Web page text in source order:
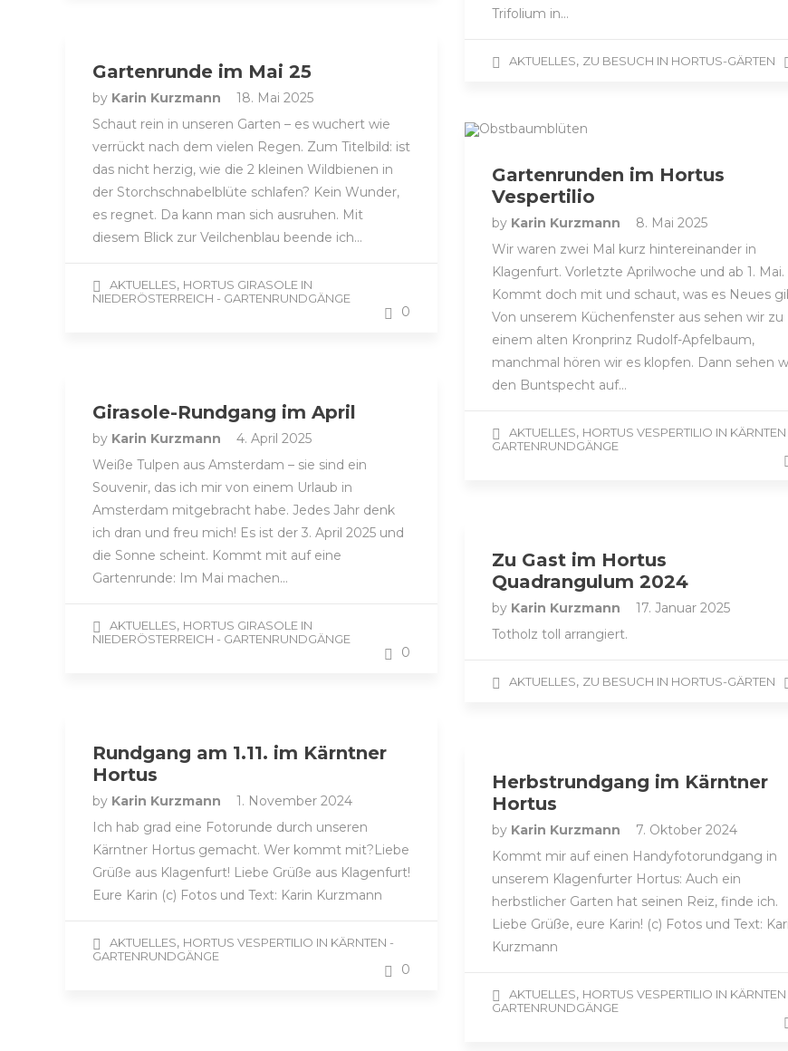
Trifolium in…
AKTUELLES, ZU BESUCH IN HORTUS-GÄRTEN
Gartenrunde im Mai 25
by Karin Kurzmann
18. Mai 2025
Schaut rein in unseren Garten – es wuchert wie
verrückt nach dem vielen Regen. Zum Titelbild: ist
das nicht herzig, wie die 2 kleinen Wildbienen in
der Storchschnabelblüte schlafen? Kein Wunder,
es regnet. Da kann man sich ausruhen. Mit
diesem Blick zur Veilchenblau beende ich…
AKTUELLES, HORTUS GIRASOLE IN
NIEDERÖSTERREICH - GARTENRUNDGÄNGE
0
Gartenrunden im Hortus
Vespertilio
by Karin Kurzmann
8. Mai 2025
Wir waren zwei Mal kurz hintereinander in
Klagenfurt. Vorletzte Aprilwoche und ab 1. Mai.
Kommt doch mit und schaut, was es Neues
Von unserem Küchenfenster aus sehen wir zu
einem alten Kronprinz Rudolf-Apfelbaum,
manchmal hören wir es klopfen. Dann sehen
den Buntspecht auf…
AKTUELLES, HORTUS VESPERTILIO IN KÄRNTEN
GARTENRUNDGÄNGE
Girasole-Rundgang im April
by Karin Kurzmann
4. April 2025
Weiße Tulpen aus Amsterdam – sie sind ein
Souvenir, das ich mir von einem Urlaub in
Amsterdam mitgebracht habe. Jedes Jahr denk
ich dran und freu mich! Es ist der 3. April 2025 und
die Sonne scheint. Kommt mit auf eine
Gartenrunde: Im Mai machen…
AKTUELLES, HORTUS GIRASOLE IN
NIEDERÖSTERREICH - GARTENRUNDGÄNGE
0
Zu Gast im Hortus
Quadrangulum 2024
by Karin Kurzmann
17. Januar 2025
Totholz toll arrangiert.
AKTUELLES, ZU BESUCH IN HORTUS-GÄRTEN
Rundgang am 1.11. im Kärntner
Hortus
by Karin Kurzmann
1. November 2024
Ich hab grad eine Fotorunde durch unseren
Kärntner Hortus gemacht. Wer kommt mit?Liebe
Grüße aus Klagenfurt! Liebe Grüße aus Klagenfurt!
Eure Karin (c) Fotos und Text: Karin Kurzmann
AKTUELLES, HORTUS VESPERTILIO IN KÄRNTEN -
GARTENRUNDGÄNGE
0
Herbstrundgang im Kärntner
Hortus
by Karin Kurzmann
7. Oktober 2024
Kommt mir auf einen Handyfotorundgang in
unserem Klagenfurter Hortus: Auch ein
herbstlicher Garten hat seinen Reiz, finde ich.
Liebe Grüße, eure Karin! (c) Fotos und Text:
Kurzmann
AKTUELLES, HORTUS VESPERTILIO IN KÄRNTEN
GARTENRUNDGÄNGE